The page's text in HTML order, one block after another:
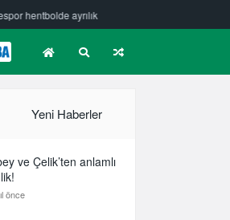
mesaj var!
Yeni Haberler
ve Çelik’ten anlamlı
önce